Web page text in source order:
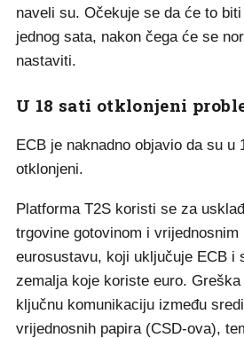
naveli su. Očekuje se da će to
jednog sata, nakon čega će se
nastaviti.
U 18 sati otklonjeni
ECB je naknadno objavio da su u
otklonjeni.
Platforma T2S koristi se za
trgovine gotovinom i vrijednosnim
eurosustavu, koji uključuje ECB i
zemalja koje koriste euro.
ključnu komunikaciju između
vrijednosnih papira (CSD-ova),